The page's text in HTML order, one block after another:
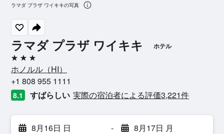
ラマダ プラザ ワイキキ ホテル
3つ星
ホノルル​（HI​）​
+1 808 955 1111
8.1 すばらしい 実際の宿泊者による評価3,221​件
8月16日 日 - 8月17日 月
ラマダ プラザ ワイキキの写真